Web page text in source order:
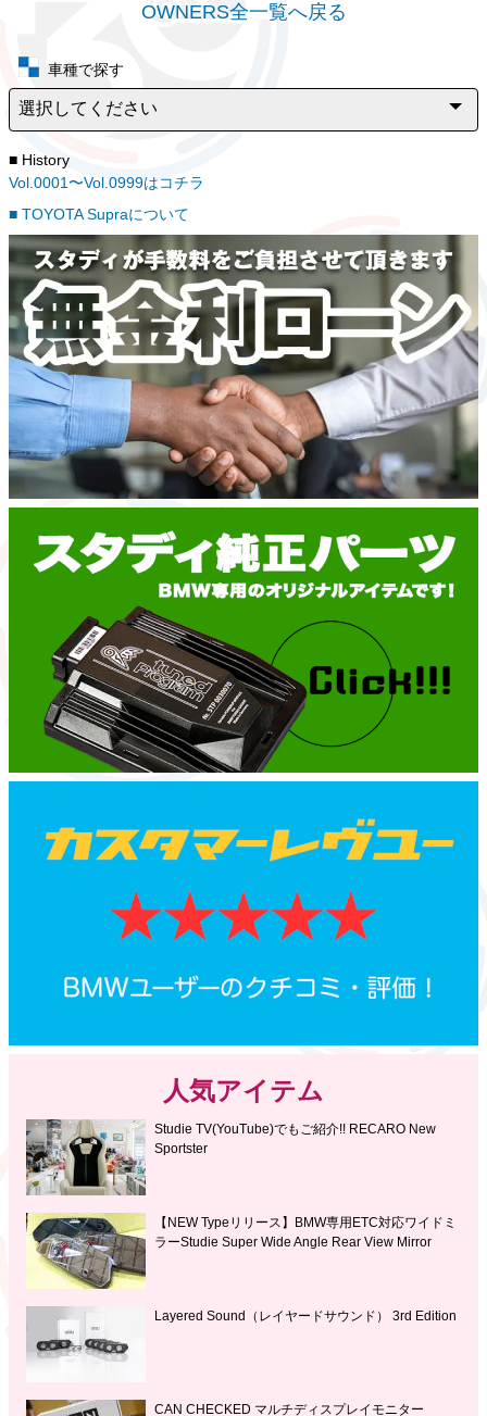
車種で探す
■ History
Vol.0001〜Vol.0999はコチラ
■ TOYOTA Supraについて
人気アイテム
Studie TV(YouTube)でもご紹介!! RECARO New
Sportster
【NEW Typeリリース】BMW専用ETC対応ワイドミ
ラーStudie Super Wide Angle Rear View Mirror
Layered Sound（レイヤードサウンド） 3rd Edition
CAN CHECKED マルチディスプレイモニター
OWNERS全一覧へ戻る